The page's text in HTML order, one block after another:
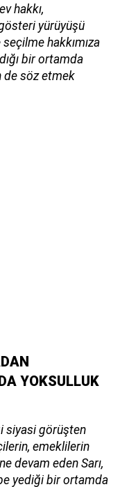
hakkı,
yürüyüşü
hakkımıza
bir ortamda
de söz etmek
YOKSULLUK
siyasi görüşten
emeklilerin
devam eden Sarı,
yediği bir ortamda